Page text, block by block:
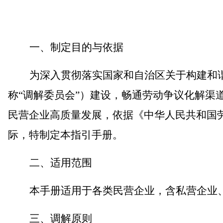
一、制定目的与依据
为深入贯彻落实国家和自治区关于构建和
称“调解委员会”）建设，畅通劳动争议化解渠
民营企业高质量发展，依据《中华人民共和
际，特制定本指引手册。
二、适用范围
本手册适用于各类民营企业 ， 含私营企业
三、调解原则